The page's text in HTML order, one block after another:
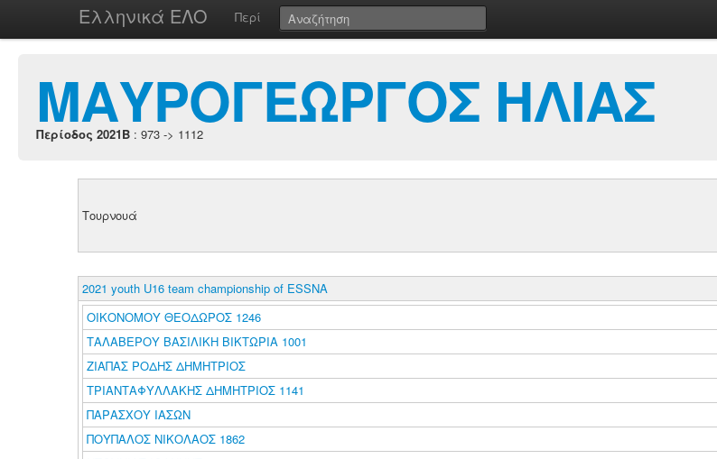
Ελληνικά ΕΛΟ Περί
ΜΑΥΡΟΓΕΩΡΓΟΣ ΗΛΙΑΣ
Περίοδος 2021B : 973 -> 1112
Τουρνουά
2021 youth U16 team championship of ESSNA
ΟΙΚΟΝΟΜΟΥ ΘΕΟΔΩΡΟΣ 1246
ΤΑΛΑΒΕΡΟΥ ΒΑΣΙΛΙΚΗ ΒΙΚΤΩΡΙΑ 1001
ΖΙΑΠΑΣ ΡΟΔΗΣ ΔΗΜΗΤΡΙΟΣ
ΤΡΙΑΝΤΑΦΥΛΛΑΚΗΣ ΔΗΜΗΤΡΙΟΣ 1141
ΠΑΡΑΣΧΟΥ ΙΑΣΩΝ
ΠΟΥΠΑΛΟΣ ΝΙΚΟΛΑΟΣ 1862